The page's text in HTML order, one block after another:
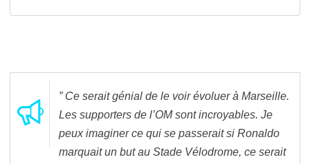
” Ce serait génial de le voir évoluer à Marseille.
Les supporters de l’OM sont incroyables. Je
peux imaginer ce qui se passerait si Ronaldo
marquait un but au Stade Vélodrome, ce serait